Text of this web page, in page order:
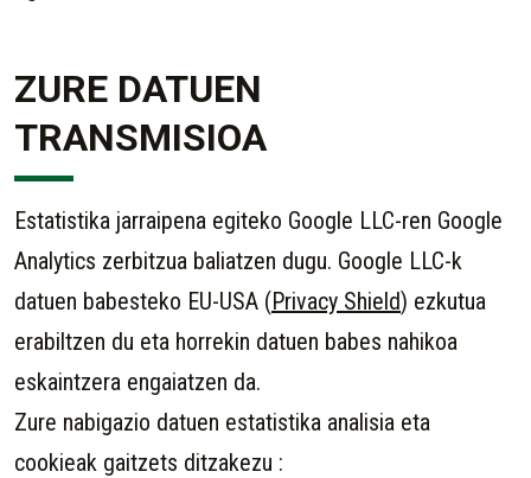
ZURE DATUEN
TRANSMISIOA
Estatistika jarraipena egiteko Google LLC-ren Google
Analytics zerbitzua baliatzen dugu. Google LLC-k
datuen babesteko EU-USA (Privacy Shield) ezkutua
erabiltzen du eta horrekin datuen babes nahikoa
eskaintzera engaiatzen da.
Zure nabigazio datuen estatistika analisia eta
cookieak gaitzets ditzakezu :